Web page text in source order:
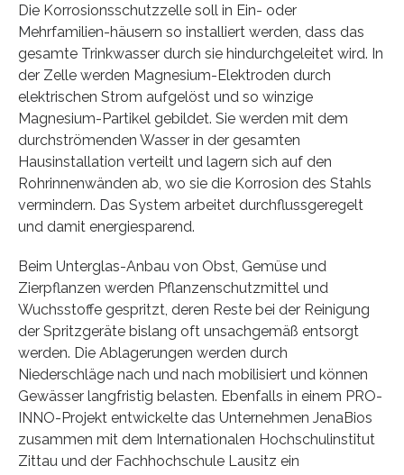
Die Korrosionsschutzzelle soll in Ein- oder
Mehrfamilien-häusern so installiert werden, dass das
gesamte Trinkwasser durch sie hindurchgeleitet wird. In
der Zelle werden Magnesium-Elektroden durch
elektrischen Strom aufgelöst und so winzige
Magnesium-Partikel gebildet. Sie werden mit dem
durchströmenden Wasser in der gesamten
Hausinstallation verteilt und lagern sich auf den
Rohrinnenwänden ab, wo sie die Korrosion des Stahls
vermindern. Das System arbeitet durchflussgeregelt
und damit energiesparend.
Beim Unterglas-Anbau von Obst, Gemüse und
Zierpflanzen werden Pflanzenschutzmittel und
Wuchsstoffe gespritzt, deren Reste bei der Reinigung
der Spritzgeräte bislang oft unsachgemäß entsorgt
werden. Die Ablagerungen werden durch
Niederschläge nach und nach mobilisiert und können
Gewässer langfristig belasten. Ebenfalls in einem PRO-
INNO-Projekt entwickelte das Unternehmen JenaBios
zusammen mit dem Internationalen Hochschulinstitut
Zittau und der Fachhochschule Lausitz ein